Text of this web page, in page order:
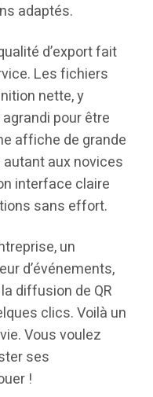
adaptés.
d’export fait
Les fichiers
nette, y
pour être
affiche de grande
autant aux novices
interface claire
sans effort.
un
d’événements,
diffusion de QR
clics. Voilà un
Vous voulez
ses
!